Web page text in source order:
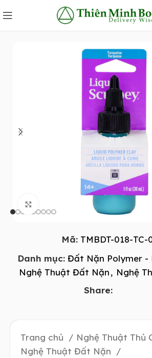
Click to enlarge
Mã: TMBDT-018-TC-
Danh mục: Đất Nặn Polymer -
Nghệ Thuật Đất Nặn, Nghệ
Share:
Trang chủ
Nghệ Thuật Thủ
Nghệ Thuật Đất Nặn